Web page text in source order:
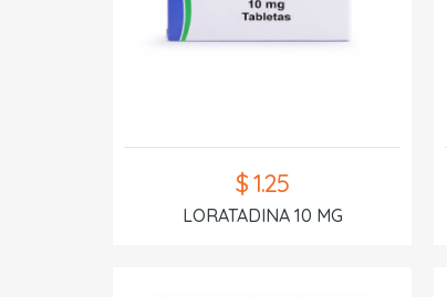
$ 1.25
LORATADINA 10 MG